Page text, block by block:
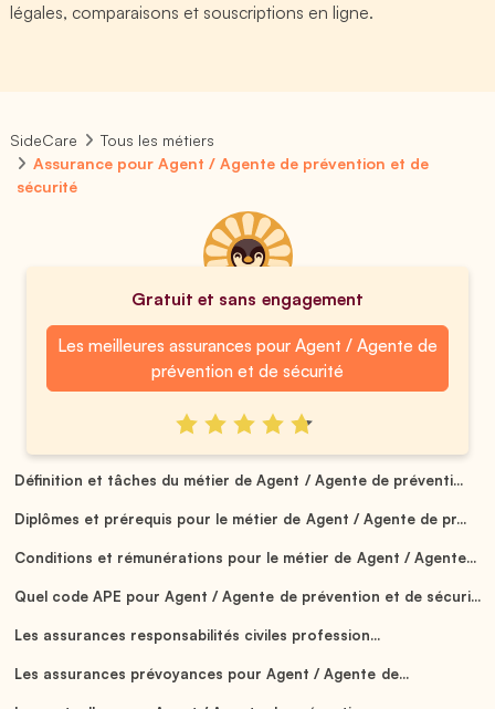
légales, comparaisons et souscriptions en ligne.
SideCare
Tous les métiers
Assurance pour Agent / Agente de prévention et de
sécurité
Gratuit et sans engagement
Les meilleures assurances pour Agent / Agente de
prévention et de sécurité
Définition et tâches du métier de Agent / Agente de préventi...
Diplômes et prérequis pour le métier de Agent / Agente de pr...
Conditions et rémunérations pour le métier de Agent / Agente...
Quel code APE pour Agent / Agente de prévention et de sécuri...
Les assurances responsabilités civiles profession...
Les assurances prévoyances pour Agent / Agente de...